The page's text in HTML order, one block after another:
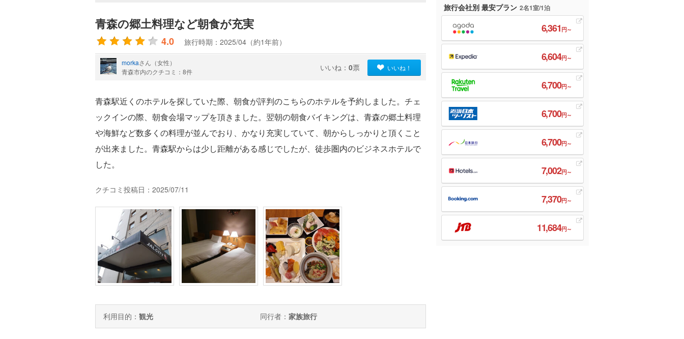
青森の郷土料理など朝食が充実
4.0 旅行時期：2025/04（約1年前）
morkaさん（女性）
青森市内のクチコミ：8件
いいね： 0票 いいね！
青森駅近くのホテルを探していた際、朝食が評判のこちらのホテルを予約しました。チェ
ックインの際、朝食会場マップを頂きました。翌朝の朝食バイキングは、青森の郷土料理
や海鮮など数多くの料理が並んでおり、かなり充実していて、朝からしっかりと頂くこと
が出来ました。青森駅からは少し距離がある感じでしたが、徒歩圏内のビジネスホテルで
した。
クチコミ投稿日：2025/07/11
利用目的： 観光 同行者： 家族旅行
旅行会社別 最安プラン 2名1室/1泊
6,361 円～
6,604円～
6,700円～
6,700円～
6,700円～
7,002円～
7,370円～
11,684円～